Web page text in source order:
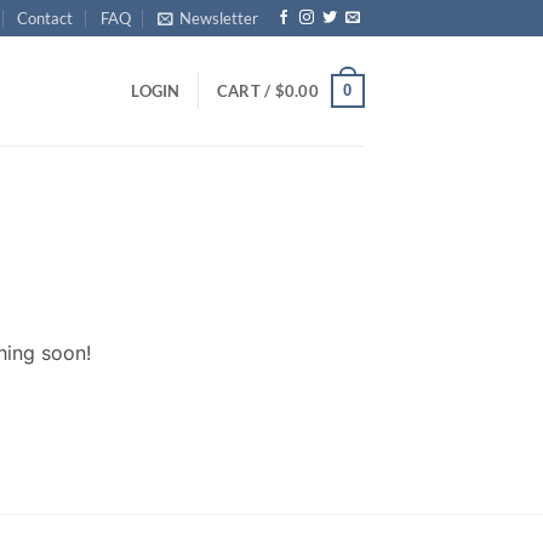
Contact FAQ Newsletter
LOGIN CART / $0.00 0
soon!